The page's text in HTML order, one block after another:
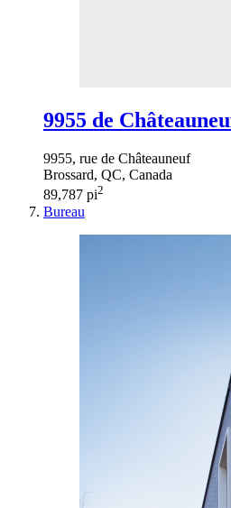
9955 de
9955, rue de Châteauneuf
Brossard, QC, Canada
89,787 pi2
Bureau